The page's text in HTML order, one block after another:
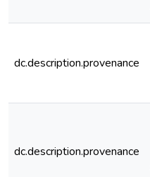
dc.description.provenance
dc.description.provenance